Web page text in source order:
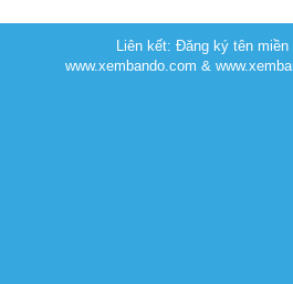
Liên kết:Đăng ký tên miền
www.xembando.com &